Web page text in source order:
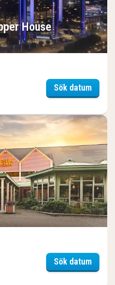
House
Sök datum
Sök datumHotell